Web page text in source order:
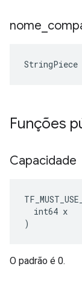
nome
Funções
Capacidade
  int64 x
)
O padrão é 0.